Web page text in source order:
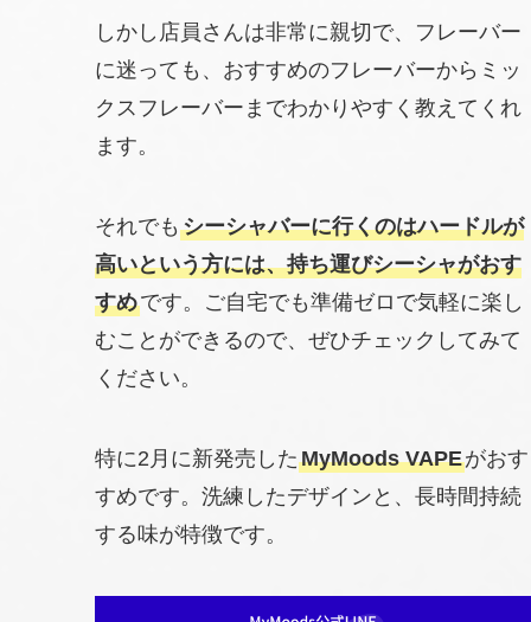
しかし店員さんは非常に親切で、フレーバー
に迷っても、おすすめのフレーバーからミッ
クスフレーバーまでわかりやすく教えてくれ
ます。
それでも シーシャバーに行くのはハードルが
高いという方には、持ち運びシーシャがおす
すめです。ご自宅でも準備ゼロで気軽に楽し
むことができるので、ぜひチェックしてみて
ください。
特に2月に新発売した MyMoods VAPEがおす
すめです。洗練したデザインと、長時間持続
する味が特徴です。